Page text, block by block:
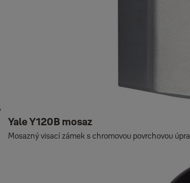
Yale Y120B mosaz
Mosazný visací zámek s chromovou povrchovou